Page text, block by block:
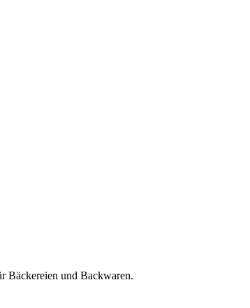
Bäckereien und Backwaren.